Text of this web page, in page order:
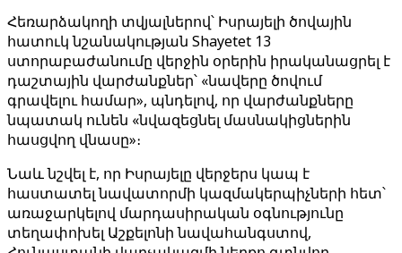
Հեռարձակողի տվյալներով՝ Իսրայելի ծովային
հատուկ նշանակության Shayetet 13
ստորաբաժանումը վերջին օրերին իրականացրել է
դաշտային վարժանքներ՝ «նավերը ծովում
գրավելու համար», պնդելով, որ վարժանքները
նպատակ ունեն «նվազեցնել մասնակիցներին
հասցվող վնասը»։
Նաև նշվել է, որ Իսրայելը վերջերս կապ է
հաստատել նավատորմի կազմակերպիչների հետ՝
առաջարկելով մարդասիրական օգնությունը
տեղափոխել Աշքելոնի նավահանգստով,